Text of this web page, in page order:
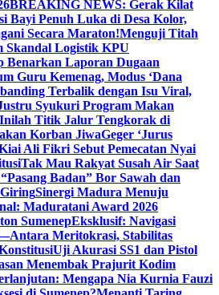
BREAKING NEWS: Gerak Kilat
Bayi Penuh Luka di Desa Kolor,
Secara Maraton!Menguji Titah
Skandal Logistik KPU
Benarkan Laporan Dugaan
Guru Kemenag, Modus ‘Dana
Terbalik dengan Isu Viral,
Syukuri Program Makan
Titik Jalur Tengkorak di
Korban JiwaGeger ‘Jurus
Ali Fikri Sebut Pemecatan Nyai
Tak Mau Rakyat Susah Air Saat
Badan” Bor Sawah dan
Sinergi Madura Menuju
Maduratani Award 2026
SumenepEksklusif: Navigasi
Meritokrasi, Stabilitas
Uji Akurasi SS1 dan Pistol
Menembak Prajurit Kodim
Mengapa Nia Kurnia Fauzi